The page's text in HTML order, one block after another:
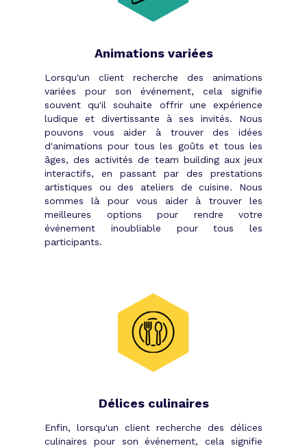
Animations variées
Lorsqu'un client recherche des animations
variées pour son événement, cela signifie
souvent qu'il souhaite offrir une expérience
ludique et divertissante à ses invités. Nous
pouvons vous aider à trouver des idées
d'animations pour tous les goûts et tous les
âges, des activités de team building aux jeux
interactifs, en passant par des prestations
artistiques ou des ateliers de cuisine. Nous
sommes là pour vous aider à trouver les
meilleures options pour rendre votre
événement inoubliable pour tous les
participants.
Délices culinaires
Enfin, lorsqu'un client recherche des délices
culinaires pour son événement, cela signifie